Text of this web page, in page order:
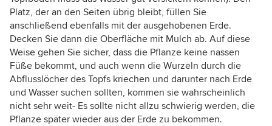
Platz, der an den Seiten übrig bleibt, füllen Sie
anschließend ebenfalls mit der ausgehobenen Erde.
Decken Sie dann die Oberfläche mit Mulch ab. Auf diese
Weise gehen Sie sicher, dass die Pflanze keine nassen
Füße bekommt, und auch wenn die Wurzeln durch die
Abflusslöcher des Topfs kriechen und darunter nach Erde
und Wasser suchen sollten, kommen sie wahrscheinlich
nicht sehr weit- Es sollte nicht allzu schwierig werden, die
Pflanze später wieder aus der Erde zu bekommen.